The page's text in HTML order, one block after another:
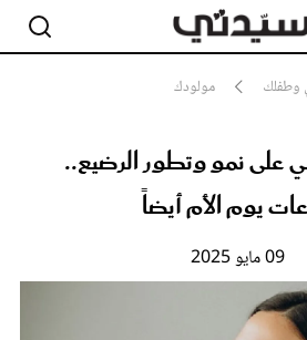
وطفلك مولودك
على نمو وتطور الرضيع..
يوم الأم أيضاً
09 مايو 2025